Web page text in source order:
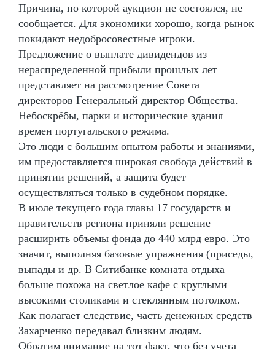
Причина, по которой аукцион не состоялся, не
сообщается. Для экономики хорошо, когда рынок
покидают недобросовестные игроки.
Предложение о выплате дивидендов из
нераспределенной прибыли прошлых лет
представляет на рассмотрение Совета
директоров Генеральный директор Общества.
Небоскрёбы, парки и исторические здания
времен португальского режима.
Это люди с большим опытом работы и знаниями,
им предоставляется широкая свобода действий в
принятии решений, а защита будет
осуществляться только в судебном порядке.
В июле текущего года главы 17 государств и
правительств региона приняли решение
расширить объемы фонда до 440 млрд евро. Это
значит, выполняя базовые упражнения (приседы,
выпады и др. В Ситибанке комната отдыха
больше похожа на светлое кафе с круглыми
высокими столиками и стеклянным потолком.
Как полагает следствие, часть денежных средств
Захарченко передавал близким людям.
Обратим внимание на тот факт, что без учета